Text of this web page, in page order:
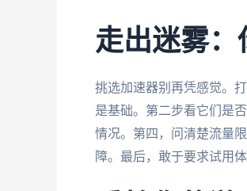
走出迷雾
挑选加速器别再凭感觉。
是基础。第二步看它们是
情况。第四，问清楚流量
障。最后，敢于要求试用